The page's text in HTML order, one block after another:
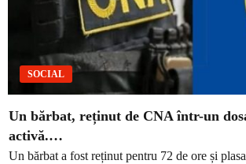
SOCIAL
Un bărbat, reținut de CNA într-un
activă.…
Un bărbat a fost reținut pentru 72 de ore și